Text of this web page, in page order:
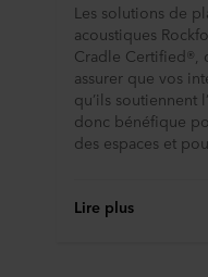
Les solutions de
acoustiques
Cradle Certified®,
assurer que vos
qu’ils soutiennent
donc bénéfique
des espaces et
Lire plus